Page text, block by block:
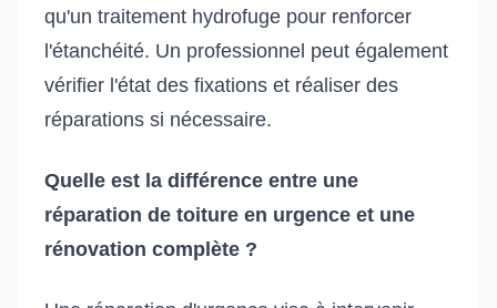
qu'un traitement hydrofuge pour renforcer
l'étanchéité. Un professionnel peut également
vérifier l'état des fixations et réaliser des
réparations si nécessaire.
Quelle est la différence entre une
réparation de toiture en urgence et une
rénovation complète ?